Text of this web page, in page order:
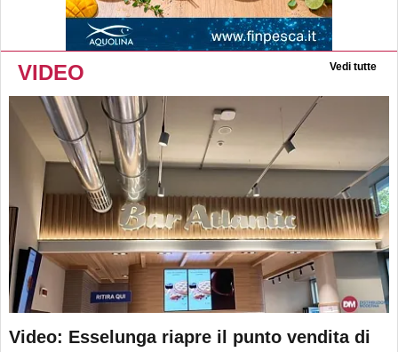
VIDEO Vedi tutte
Video: Esselunga riapre il punto vendita di